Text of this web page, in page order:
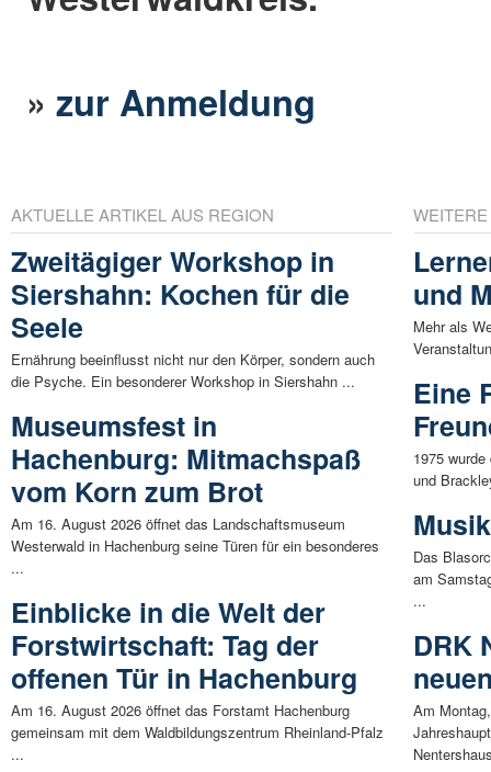
»zur Anmeldung
AKTUELLE ARTIKEL AUS REGION
Zweitägiger Workshop in
Siershahn: Kochen für die
Seele
Ernährung beeinflusst nicht nur den Körper, sondern auch
die Psyche. Ein besonderer Workshop in Siershahn ...
Museumsfest in
Hachenburg: Mitmachspaß
vom Korn zum Brot
Am 16. August 2026 öffnet das Landschaftsmuseum
Westerwald in Hachenburg seine Türen für ein besonderes
...
Einblicke in die Welt der
Forstwirtschaft: Tag der
offenen Tür in Hachenburg
Am 16. August 2026 öffnet das Forstamt Hachenburg
gemeinsam mit dem Waldbildungszentrum Rheinland-Pfalz
...
und
Mehr als
Eine
1975
und
Das
am
...
DRK
Am